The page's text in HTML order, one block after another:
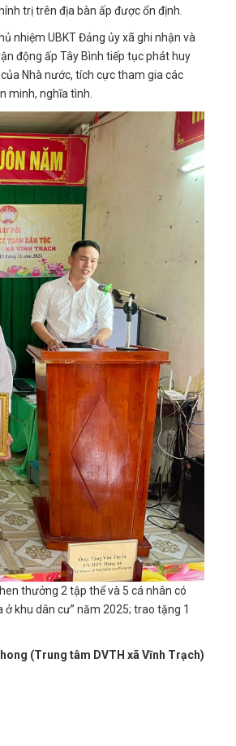
trị trên địa bàn ấp được ổn định.
nhiệm UBKT Đảng ủy xã ghi nhận và
động ấp Tây Bình tiếp tục phát huy
Nhà nước, tích cực tham gia các
minh, nghĩa tình.
thưởng 2 tập thể và 5 cá nhân có
khu dân cư” năm 2025; trao tặng 1
(Trung tâm DVTH xã Vĩnh Trạch)